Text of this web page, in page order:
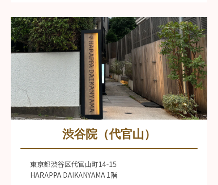
渋谷院（代官山）
東京都渋谷区代官山町14-15
HARAPPA DAIKANYAMA 1階